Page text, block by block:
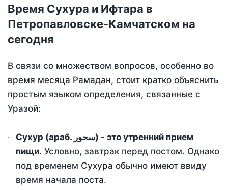
Время Сухура и Ифтара в
Петропавловске-Камчатском на
сегодня
В связи со множеством вопросов, особенно во
время месяца Рамадан, стоит кратко объяснить
простым языком определения, связанные с
Уразой:
Сухур (араб. سحور) - это утренний прием
пищи. Условно, завтрак перед постом. Однако
под временем Сухура обычно имеют ввиду
время начала поста.